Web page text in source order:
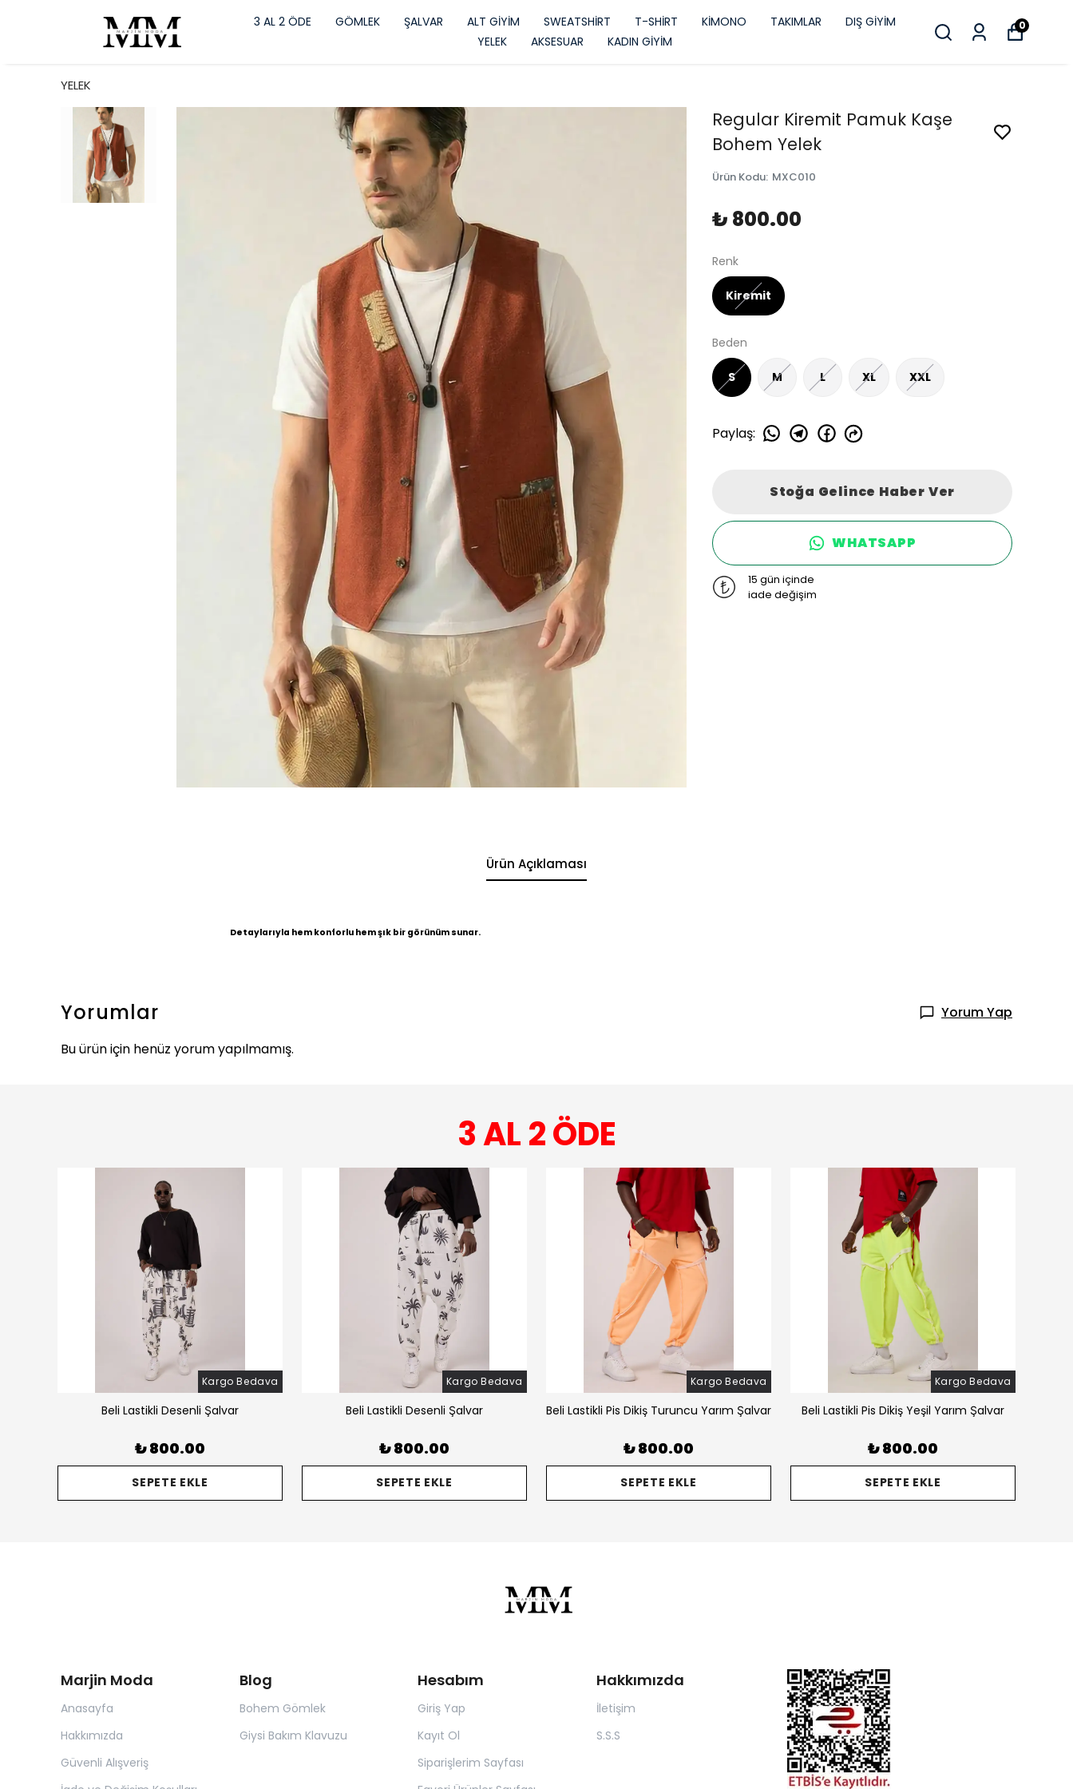
3 AL 2 ÖDE GÖMLEK ŞALVAR ALT GİYİM SWEATSHİRT T-SHİRT KİMONO TAKIMLAR
DIŞ GİYİM
YELEK
AKSESUAR KADIN GİYİM
0
YELEK
Regular Kiremit Pamuk Kaşe
Bohem Yelek
Ürün Kodu: MXC010
₺ 800.00
Renk
Kiremit
Beden
S M L XL XXL
Paylaş:
Stoğa Gelince Haber Ver
WHATSAPP
15 gün içinde
iade değişim
Ürün Açıklaması
Detaylarıyla hem konforlu hem şık bir görünüm sunar.
Yorumlar
Yorum Yap
Bu ürün için henüz yorum yapılmamış.
3 AL 2 ÖDE
Kargo Bedava
Beli Lastikli Desenli Şalvar
₺ 800.00
SEPETE EKLE
Kargo Bedava
Beli Lastikli Desenli Şalvar
₺ 800.00
SEPETE EKLE
Kargo Bedava
Beli Lastikli Pis Dikiş Turuncu Yarım Şalvar
₺ 800.00
SEPETE EKLE
Kargo Bedava
Beli Lastikli Pis Dikiş Yeşil Yarım Şalvar
₺ 800.00
SEPETE EKLE
Marjin Moda
Anasayfa
Hakkımızda
Güvenli Alışveriş
Blog
Bohem Gömlek
Giysi Bakım Klavuzu
Hesabım
Giriş Yap
Kayıt Ol
Siparişlerim Sayfası
Hakkımızda
İletişim
S.S.S